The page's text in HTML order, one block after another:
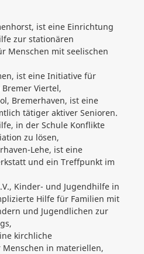
ist eine Einrichtung
zur stationären
Menschen mit seelischen
ist eine Initiative für
Viertel,
Bremerhaven, ist eine
tätiger aktiver Senioren.
in der Schule Konflikte
zu lösen,
Lehe, ist eine
und ein Treffpunkt im
Kinder- und Jugendhilfe in
Hilfe für Familien mit
und Jugendlichen zur
kirchliche
in materiellen,